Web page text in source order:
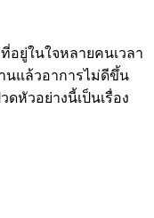
อยู่ในใจหลายคนเวลา
นแล้วอาการไม่ดีขึ้น
หัวอย่างนี้เป็นเรื่อง